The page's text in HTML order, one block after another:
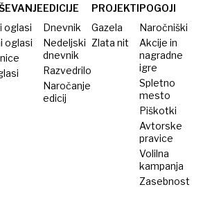
slavonskih
ravnic
oglasi
oglasi
EDICIJE
Dnevnik
Nedeljski
dnevnik
Razvedrilo
Naročanje
edicij
PROJEKTI
Gazela
Zlata nit
POGOJI
Naročniški
Akcije in
nagradne
igre
Spletno
mesto
Piškotki
Avtorske
pravice
Volilna
kampanja
Zasebnost